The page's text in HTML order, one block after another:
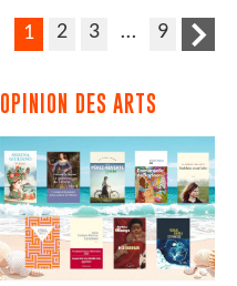
1 2 3 … 9
OPINION DES ARTS